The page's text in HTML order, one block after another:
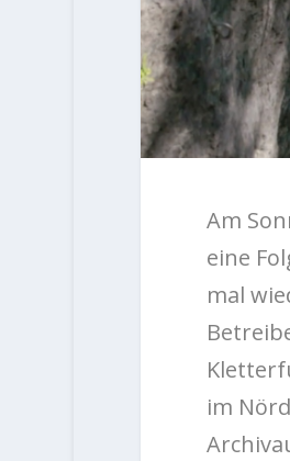
Am
eine
mal
im